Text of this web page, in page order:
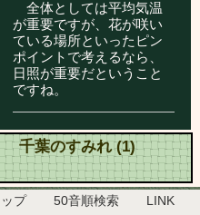
全体としては平均気温
が重要ですが、花が咲い
ている場所といったピン
ポイントで考えるなら、
日照が重要だということ
ですね。
千葉のすみれ (1)
プ 50音順検索
LINK